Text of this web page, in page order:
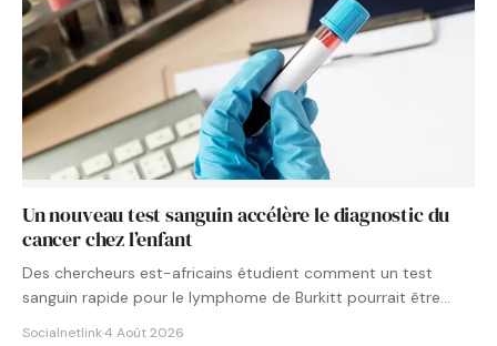
Un nouveau test sanguin accélère le diagnostic du
cancer chez l’enfant
Des chercheurs est-africains étudient comment un test
sanguin rapide pour le lymphome de Burkitt pourrait être
Socialnetlink·4 Août 2026